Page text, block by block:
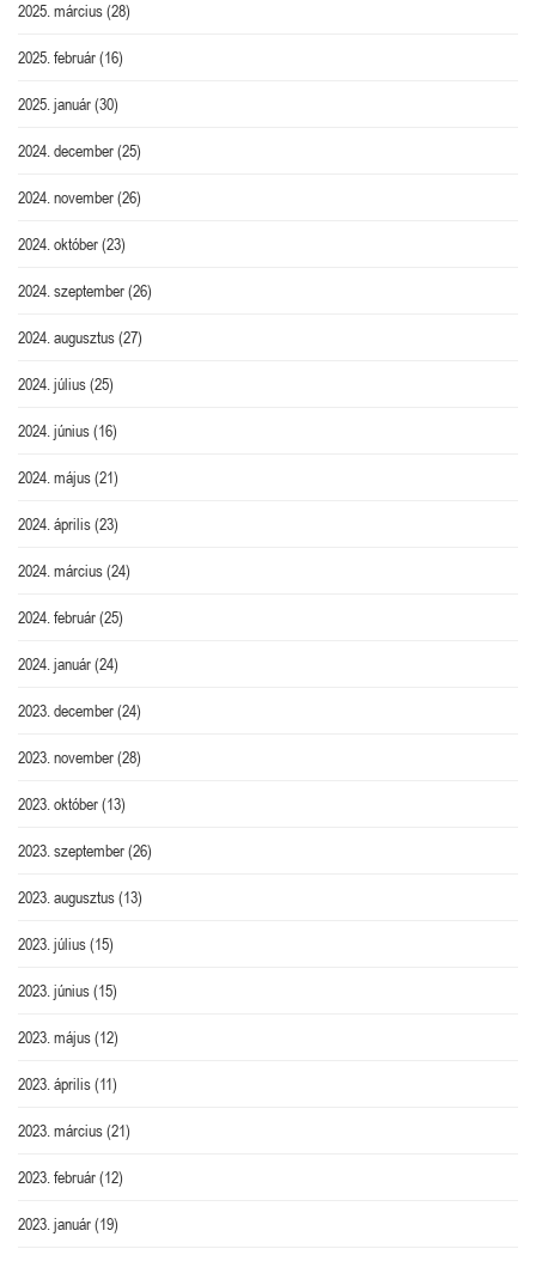
2025. március(28)
2025. február(16)
2025. január(30)
2024. december(25)
2024. november(26)
2024. október(23)
2024. szeptember(26)
2024. augusztus(27)
2024. július(25)
2024. június(16)
2024. május(21)
2024. április(23)
2024. március(24)
2024. február(25)
2024. január(24)
2023. december(24)
2023. november(28)
2023. október(13)
2023. szeptember(26)
2023. augusztus(13)
2023. július(15)
2023. június(15)
2023. május(12)
2023. április(11)
2023. március(21)
2023. február(12)
2023. január(19)